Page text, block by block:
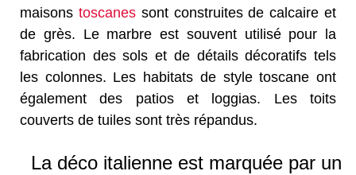
maisons toscanessont construites de calcaire et
de grès. Le marbre est souvent utilisé pour la
fabrication des sols et de détails décoratifs tels
les colonnes. Les habitats de style toscane ont
également des patios et loggias. Les toits
couverts de tuiles sont très répandus.
La déco italienne est marquée par un